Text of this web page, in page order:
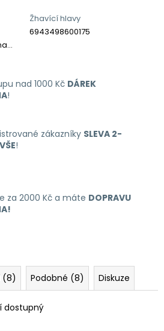
Žhavící hlavy
6943498600175
nad 1000 Kč DÁREK
!
zákazníky SLEVA 2-
!
za 2000 Kč a máte DOPRAVU
(8) Podobné (8) Diskuze
dostupný